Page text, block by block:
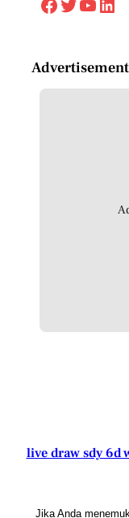
Advertisement
live draw sdy 6d
Jika Anda